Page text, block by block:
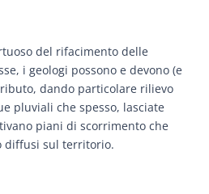
del rifacimento delle
i geologi possono e devono (e
dando particolare rilievo
pluviali che spesso, lasciate
piani di scorrimento che
diffusi sul territorio.